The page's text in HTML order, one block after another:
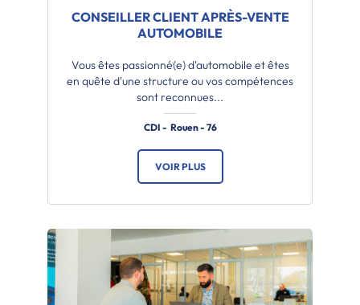
CONSEILLER CLIENT APRÈS-VENTE
AUTOMOBILE
Vous êtes passionné(e) d'automobile et êtes
en quête d'une structure ou vos compétences
sont reconnues...
CDI - Rouen - 76
VOIR PLUS